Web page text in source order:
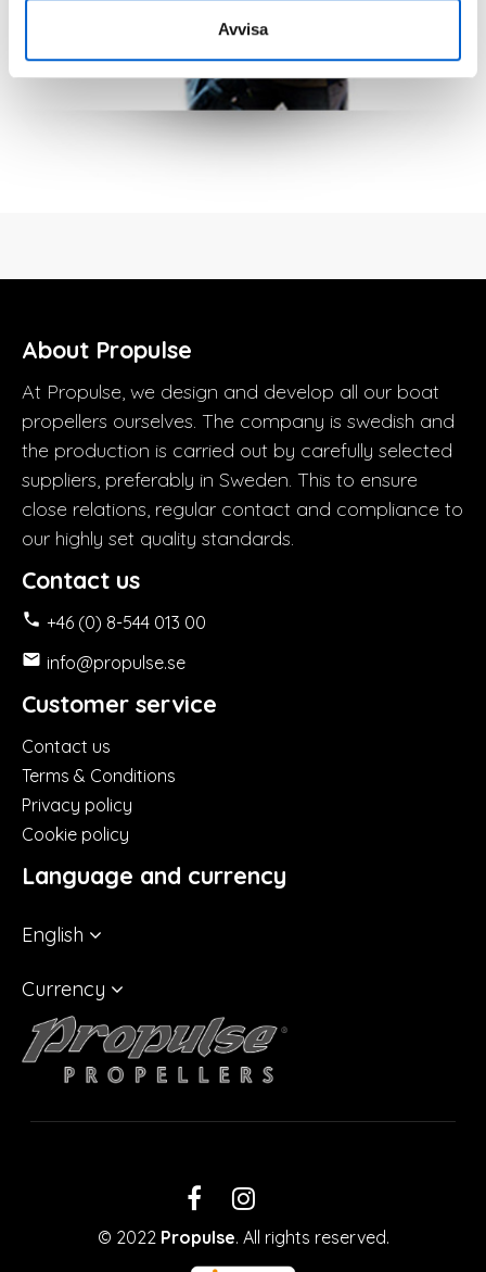
Avvisa
About Propulse
At Propulse, we design and develop all our boat
propellers ourselves. The company is swedish and
the production is carried out by carefully selected
suppliers, preferably in Sweden. This to ensure
close relations, regular contact and compliance to
our highly set quality standards.
Contact us
 +46 (0) 8-544 013 00
 info@propulse.se
Customer service
Contact us
Terms & Conditions
Privacy policy
Cookie policy
Language and currency
English
Currency
Facebook
© 2022 Propulse. All rights reserved.